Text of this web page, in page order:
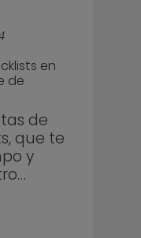
en
de
de
que te
y